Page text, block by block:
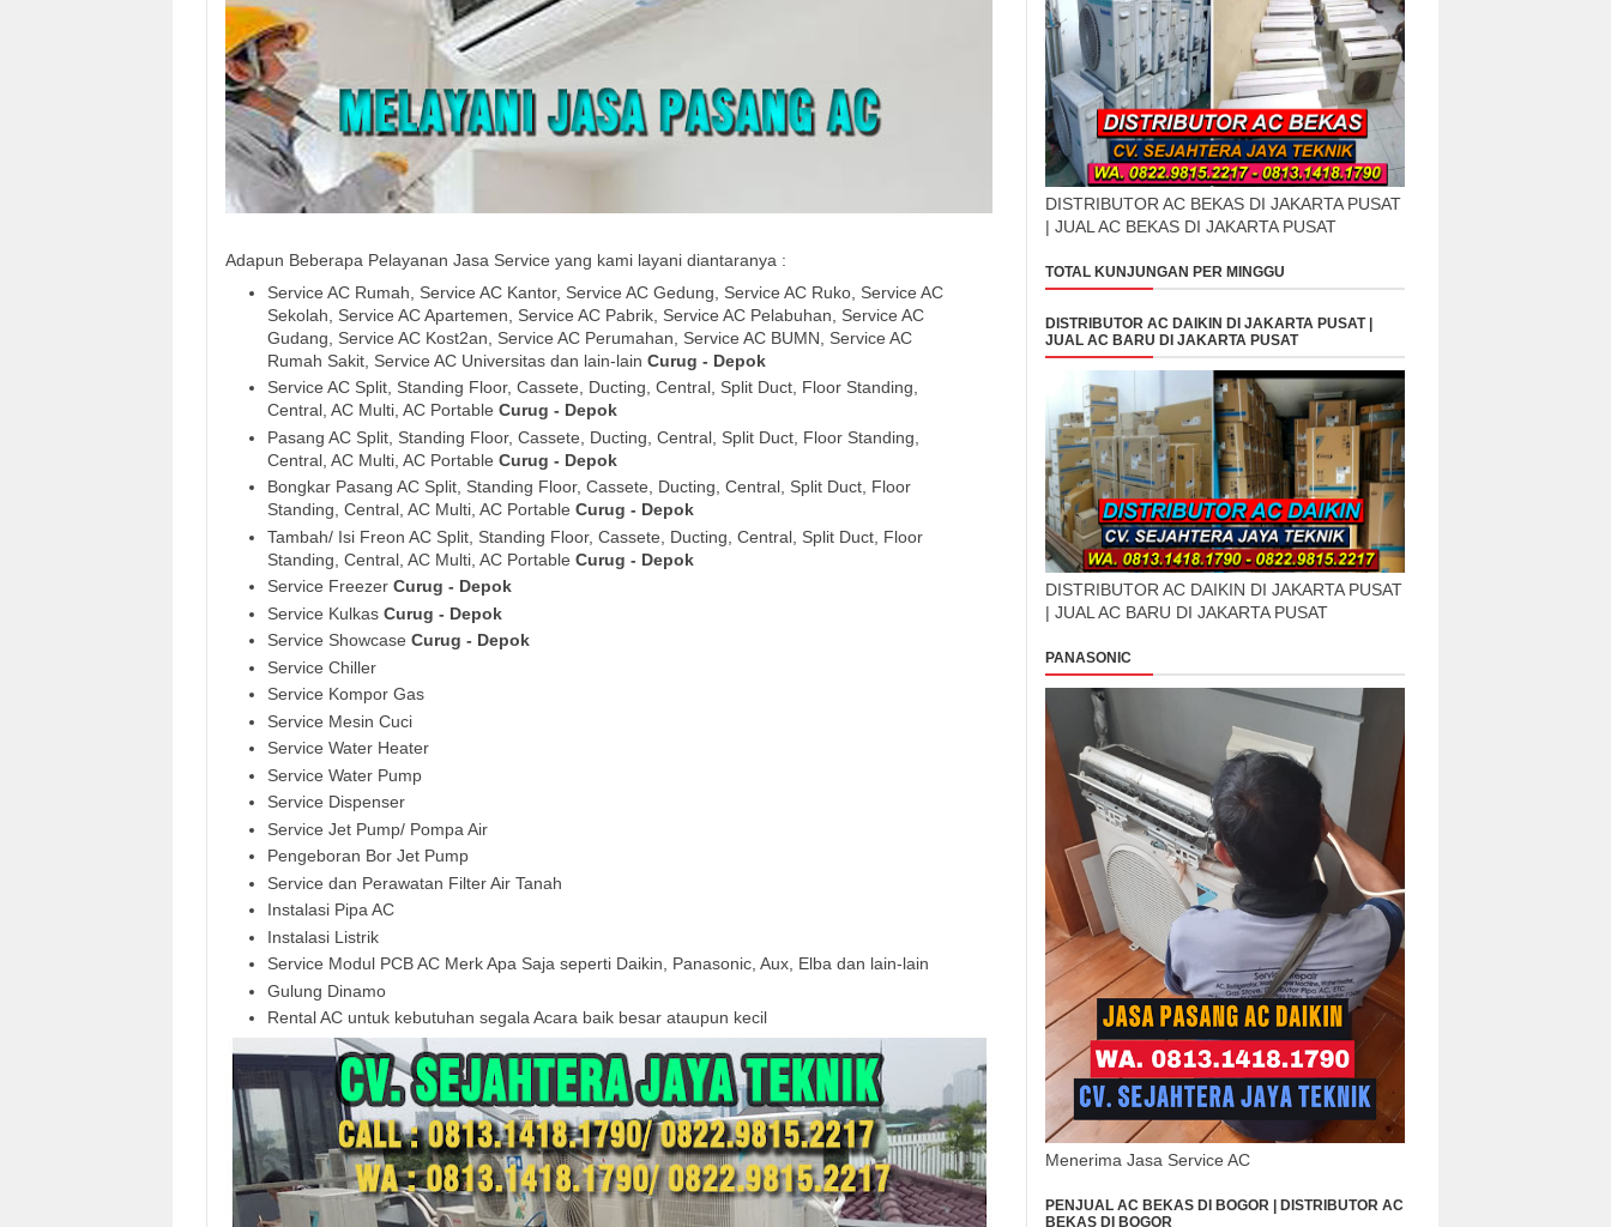
Adapun Beberapa Pelayanan Jasa Service yang kami layani diantaranya :
Service AC Rumah, Service AC Kantor, Service AC Gedung, Service AC Ruko, Service AC
Sekolah, Service AC Apartemen, Service AC Pabrik, Service AC Pelabuhan, Service AC
Gudang, Service AC Kost2an, Service AC Perumahan, Service AC BUMN, Service AC
Rumah Sakit, Service AC Universitas dan lain-lain Curug - Depok
Service AC Split, Standing Floor, Cassete, Ducting, Central, Split Duct, Floor Standing,
Central, AC Multi, AC Portable Curug - Depok
Pasang AC Split, Standing Floor, Cassete, Ducting, Central, Split Duct, Floor Standing,
Central, AC Multi, AC Portable Curug - Depok
Bongkar Pasang AC Split, Standing Floor, Cassete, Ducting, Central, Split Duct, Floor
Standing, Central, AC Multi, AC Portable Curug - Depok
Tambah/ Isi Freon AC Split, Standing Floor, Cassete, Ducting, Central, Split Duct, Floor
Standing, Central, AC Multi, AC Portable Curug - Depok
Service Freezer Curug - Depok
Service Kulkas Curug - Depok
Service Showcase Curug - Depok
Service Chiller
Service Kompor Gas
Service Mesin Cuci
Service Water Heater
Service Water Pump
Service Dispenser
Service Jet Pump/ Pompa Air
Pengeboran Bor Jet Pump
Service dan Perawatan Filter Air Tanah
Instalasi Pipa AC
Instalasi Listrik
Service Modul PCB AC Merk Apa Saja seperti Daikin, Panasonic, Aux, Elba dan lain-lain
Gulung Dinamo
Rental AC untuk kebutuhan segala Acara baik besar ataupun kecil
DISTRIBUTOR AC BEKAS DI JAKARTA PUSAT
| JUAL AC BEKAS DI JAKARTA PUSAT
TOTAL KUNJUNGAN PER MINGGU
DISTRIBUTOR AC DAIKIN DI JAKARTA PUSAT |
JUAL AC BARU DI JAKARTA PUSAT
DISTRIBUTOR AC DAIKIN DI JAKARTA PUSAT
| JUAL AC BARU DI JAKARTA PUSAT
PANASONIC
Menerima Jasa Service AC
PENJUAL AC BEKAS DI BOGOR | DISTRIBUTOR AC
BEKAS DI BOGOR